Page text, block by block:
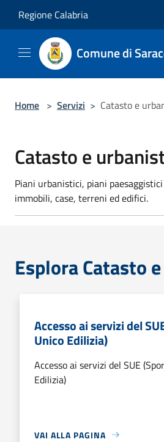
Regione Calabria
Comune di
Home > Servizi > Catasto e
Catasto e
Piani urbanistici, piani
immobili, case, terreni ed edifici.
Esplora Catasto
Accesso ai servizi del
Unico Edilizia)
Accesso ai servizi del SUE
Edilizia)
VAI ALLA PAGINA